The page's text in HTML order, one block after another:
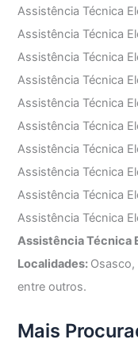
Assistência Técnica
Assistência Técnica
Assistência Técnica
Assistência Técnica
Assistência Técnica
Assistência Técnica
Assistência Técnica
Assistência Técnica
Assistência Técnica
Assistência Técnica
Assistência Técnica
Localidades: Osasco,
entre outros.
Mais